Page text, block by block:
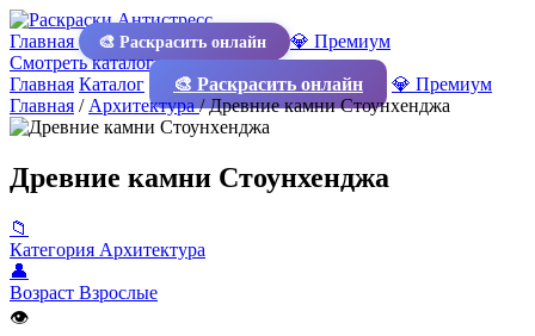
Главная 🎨 Раскрасить онлайн
💎 Премиум
Смотреть каталог
Главная Каталог 🎨 Раскрасить онлайн
💎 Премиум
Главная / Архитектура/Древние камни Стоунхенджа
Древние камни Стоунхенджа
📁
Категория Архитектура
👤
Возраст Взрослые
👁